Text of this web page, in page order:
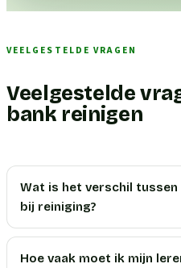
VEELGESTELDE VRAGEN
Veelgestelde
bank reinigen
Wat is het verschil
bij reiniging?
Hoe vaak moet ik mijn